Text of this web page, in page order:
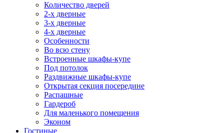
Количество дверей
2-х дверные
3-х дверные
4-х дверные
Особенности
Во всю стену
Встроенные шкафы-купе
Под потолок
Раздвижные шкафы-купе
Открытая секция посередине
Распашные
Гардероб
Для маленького помещения
Эконом
Гостиные